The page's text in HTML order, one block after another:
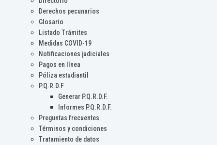
Derechos pecunarios
Glosario
Listado Trámites
Medidas COVID-19
Notificaciones judiciales
Pagos en línea
Póliza estudiantil
P.Q.R.D.F
Generar P.Q.R.D.F.
Informes P.Q.R.D.F.
Preguntas frecuentes
Términos y condiciones
Tratamiento de datos